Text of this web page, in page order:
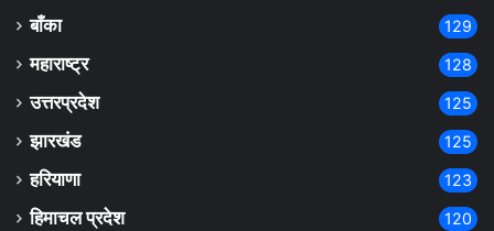
बाँका 129
महाराष्ट्र 128
उत्तरप्रदेश 125
झारखंड 125
हरियाणा 123
हिमाचल प्रदेश 120